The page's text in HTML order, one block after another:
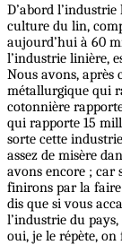
D’abord
culture du lin,
aujourd’hui à 60
l’industrie linière,
Nous avons, après
métallurgique qui
cotonnière
qui rapporte 15
sorte cette
assez de misère
avons encore ;
finirons par la
dis que si vous
l’industrie du
oui, je le répète,